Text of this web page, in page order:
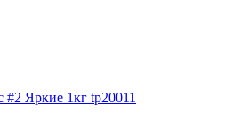
Яркие 1кг tp20011